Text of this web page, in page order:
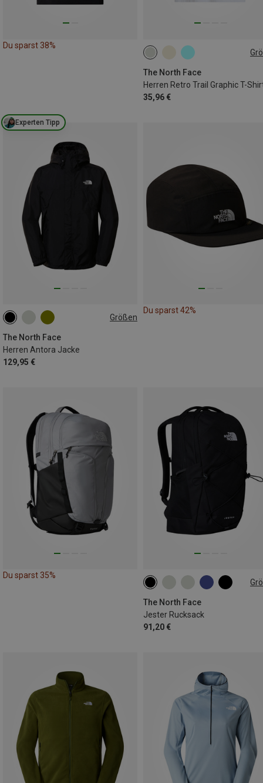
Du sparst 38%
The North Face
Herren Retro Trail Graphic T-
35,96 €
S L
Experten Tipp
Größen
The North Face
Herren Antora Jacke
129,95 €
S M L
Du sparst 42%
Du sparst 35%
The North Face
Jester Rucksack
91,20 €
28L